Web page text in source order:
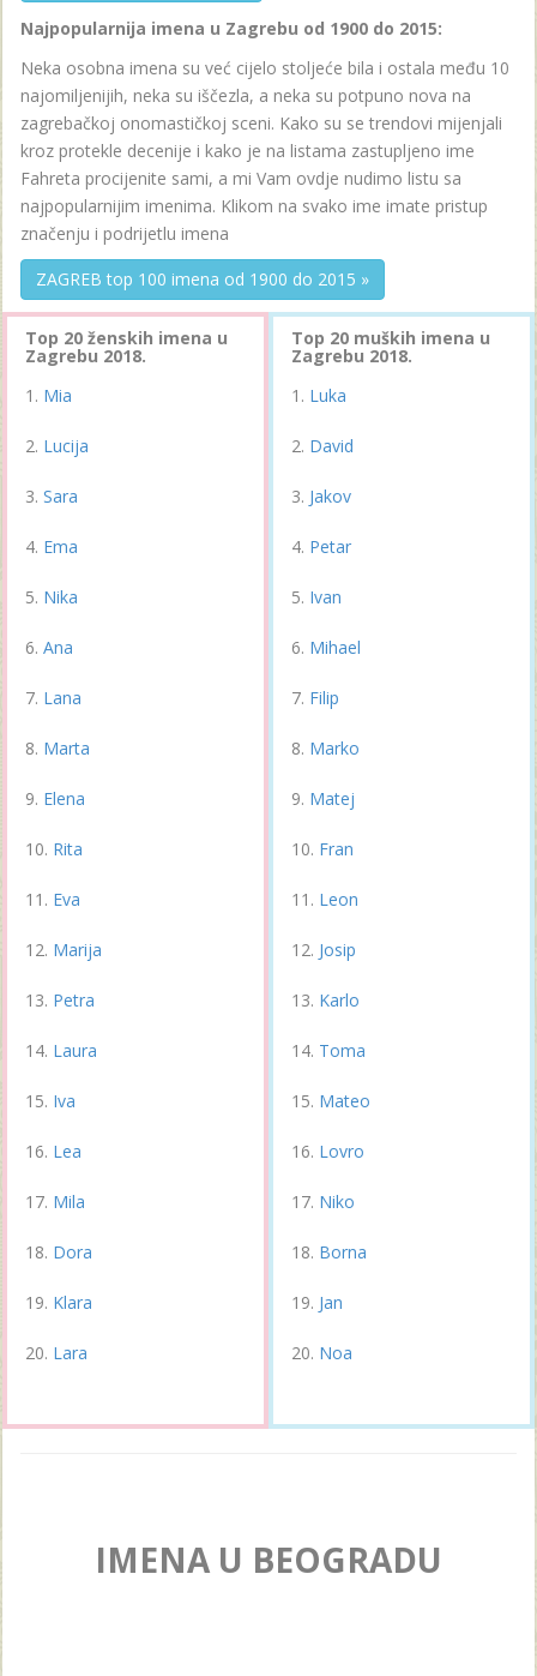
Najpopularnija imena u Zagrebu od 1900 do 2015:
Neka osobna imena su već cijelo stoljeće bila i ostala među 10
najomiljenijih, neka su iščezla, a neka su potpuno nova na
zagrebačkoj onomastičkoj sceni. Kako su se trendovi mijenjali
kroz protekle decenije i kako je na listama zastupljeno ime
Fahreta procijenite sami, a mi Vam ovdje nudimo listu sa
najpopularnijim imenima. Klikom na svako ime imate pristup
značenju i podrijetlu imena
ZAGREB top 100 imena od 1900 do 2015 »
Top 20 ženskih imena u
Zagrebu 2018.
Mia
Lucija
Sara
Ema
Nika
Ana
Lana
Marta
Elena
Rita
Eva
Marija
Petra
Laura
Iva
Lea
Mila
Dora
Klara
Lara
Top 20 muških imena u
Zagrebu 2018.
Luka
David
Jakov
Petar
Ivan
Mihael
Filip
Marko
Matej
Fran
Leon
Josip
Karlo
Toma
Mateo
Lovro
Niko
Borna
Jan
Noa
IMENA U BEOGRADU